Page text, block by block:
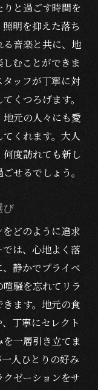
と過ごす時間を
明を抑えた落ち
音楽と共に、地
むことができま
ッフが丁寧に対
くつろげます。
元の人々にも愛
くれます。大人
度訪れても新し
せるでしょう。
び
どのように追求
は、心地よく落
静かでプライベ
騒を忘れてリラ
ます。地元の食
丁寧にセレクト
一層引き立てま
人ひとりの好み
ゼーションをサ